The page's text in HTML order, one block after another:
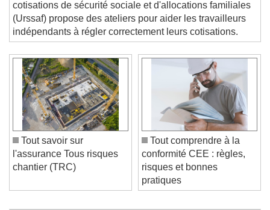
cotisations de sécurité sociale et d'allocations familiales
(Urssaf) propose des ateliers pour aider les travailleurs
indépendants à régler correctement leurs cotisations.
Tout savoir sur
l'assurance Tous risques
Tout comprendre à la
conformité CEE : règles,
risques et bonnes
pratiques